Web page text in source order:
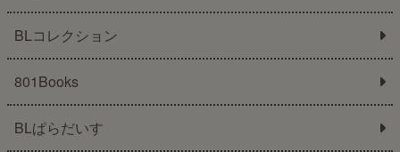
BLコレクション
801Books
BLぱらだいす